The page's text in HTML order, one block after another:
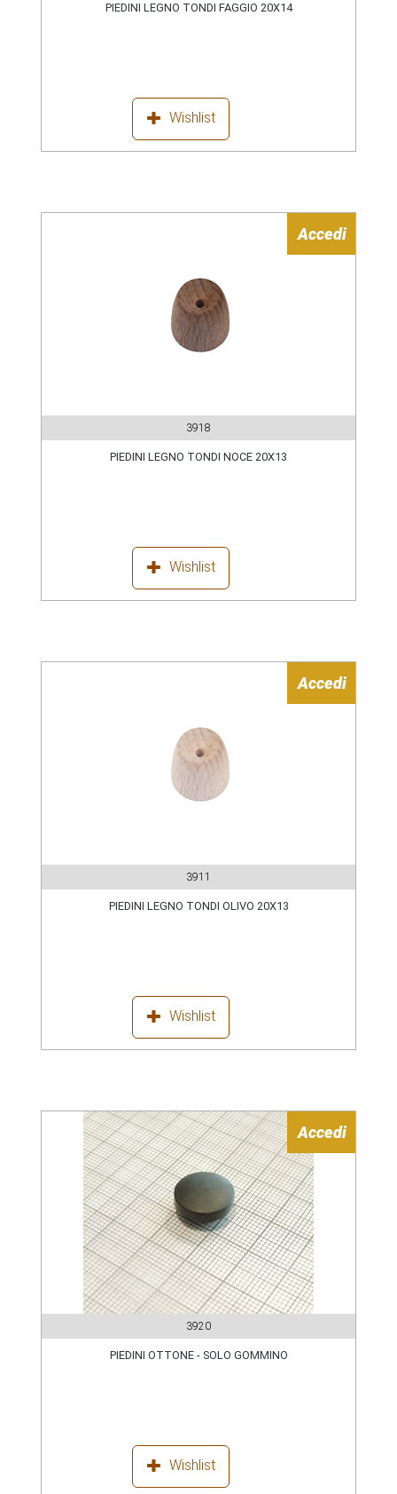
PIEDINI LEGNO TONDI FAGGIO 20X14
Wishlist
Accedi
3918
PIEDINI LEGNO TONDI NOCE 20X13
Wishlist
Accedi
3911
PIEDINI LEGNO TONDI OLIVO 20X13
Wishlist
Accedi
3920
PIEDINI OTTONE - SOLO GOMMINO
Wishlist